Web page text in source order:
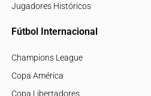
Jugadores Históricos
Fútbol Internacional
Champions League
Copa América
Copa Libertadores